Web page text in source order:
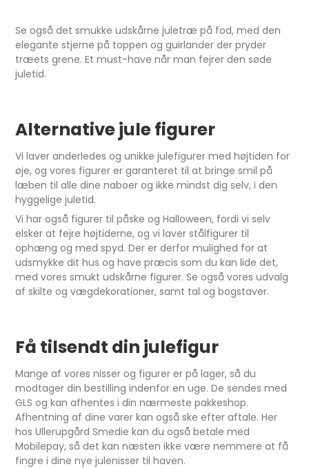
Se også det smukke udskårne juletræ på fod, med den
elegante stjerne på toppen og guirlander der pryder
træets grene. Et must-have når man fejrer den søde
juletid.
Alternative jule figurer
Vi laver anderledes og unikke julefigurer med højtiden for
øje, og vores figurer er garanteret til at bringe smil på
læben til alle dine naboer og ikke mindst dig selv, i den
hyggelige juletid.
Vi har også figurer til påske og Halloween, fordi vi selv
elsker at fejre højtiderne, og vi laver stålfigurer til
ophæng og med spyd. Der er derfor mulighed for at
udsmykke dit hus og have præcis som du kan lide det,
med vores smukt udskårne figurer. Se også vores udvalg
af skilte og vægdekorationer, samt tal og bogstaver.
Få tilsendt din julefigur
Mange af vores nisser og figurer er på lager, så du
modtager din bestilling indenfor en uge. De sendes med
GLS og kan afhentes i din nærmeste pakkeshop.
Afhentning af dine varer kan også ske efter aftale. Her
hos Ullerupgård Smedie kan du også betale med
Mobilepay, så det kan næsten ikke være nemmere at få
fingre i dine nye julenisser til haven.